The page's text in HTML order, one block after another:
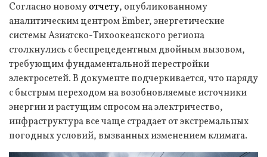
Согласно новомуотчету, опубликованному
аналитическим центром Ember, энергетические
системы Азиатско-Тихоокеанского региона
столкнулись с беспрецедентным двойным вызовом,
требующим фундаментальной перестройки
электросетей. В документе подчеркивается, что наряду
с быстрым переходом на возобновляемые источники
энергии и растущим спросом на электричество,
инфраструктура все чаще страдает от экстремальных
погодных условий, вызванных изменением климата.